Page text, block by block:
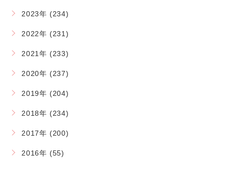
2023年 (234)
2022年 (231)
2021年 (233)
2020年 (237)
2019年 (204)
2018年 (234)
2017年 (200)
2016年 (55)